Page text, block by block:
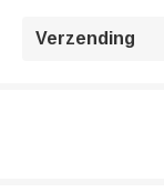
Verzending